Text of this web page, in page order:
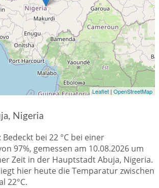
Leaflet | OpenStreetMap
Nigeria
bei 22 °C bei einer
97%, gemessen am 10.08.2026 um
Zeit in der Hauptstadt Abuja, Nigeria.
hier heute die Temparatur zwischen
22°C.